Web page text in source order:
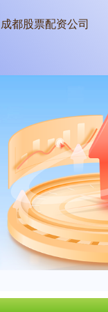
成都股票配资公司